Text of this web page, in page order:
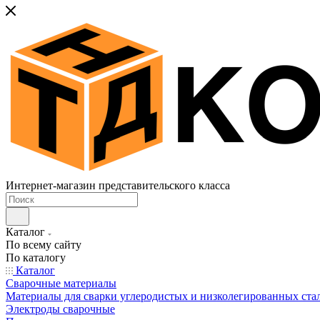
Интернет-магазин представительского класса
Каталог
По всему сайту
По каталогу
Каталог
Сварочные материалы
Материалы для сварки углеродистых и низколегированных
Электроды сварочные